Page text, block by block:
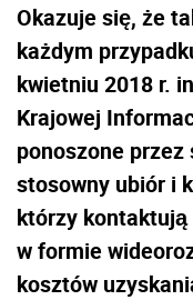
Okazuje się, że
każdym
kwietniu 2018 r.
Krajowej
ponoszone przez
stosowny ubiór i
którzy
w formie
kosztów